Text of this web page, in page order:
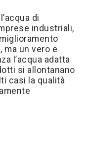
di
industriali,
ma un vero e
l’acqua adatta
si allontanano
casi la qualità